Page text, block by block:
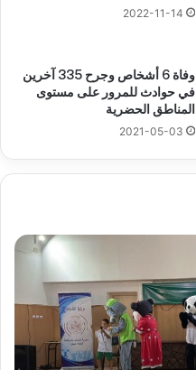
2022-11-14
وفاة 6 أشخاص وجرح 335 آخرين
في حوادث للمرور على مستوى
المناطق الحضرية
2021-05-03